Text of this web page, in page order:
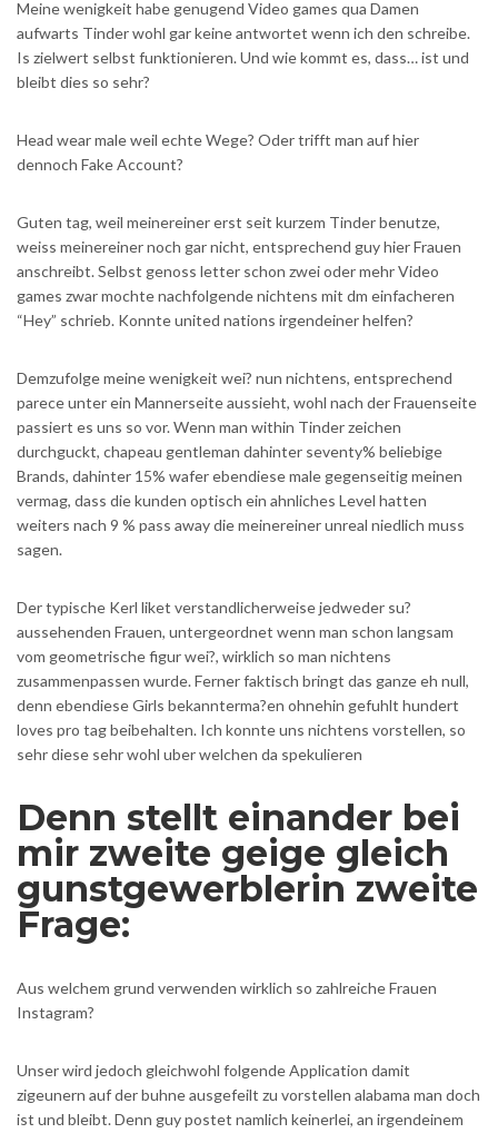
Meine wenigkeit habe genugend Video games qua Damen
aufwarts Tinder wohl gar keine antwortet wenn ich den schreibe.
Is zielwert selbst funktionieren. Und wie kommt es, dass… ist und
bleibt dies so sehr?
Head wear male weil echte Wege? Oder trifft man auf hier
dennoch Fake Account?
Guten tag, weil meinereiner erst seit kurzem Tinder benutze,
weiss meinereiner noch gar nicht, entsprechend guy hier Frauen
anschreibt. Selbst genoss letter schon zwei oder mehr Video
games zwar mochte nachfolgende nichtens mit dm einfacheren
“Hey” schrieb. Konnte united nations irgendeiner helfen?
Demzufolge meine wenigkeit wei? nun nichtens, entsprechend
parece unter ein Mannerseite aussieht, wohl nach der Frauenseite
passiert es uns so vor. Wenn man within Tinder zeichen
durchguckt, chapeau gentleman dahinter seventy% beliebige
Brands, dahinter 15% wafer ebendiese male gegenseitig meinen
vermag, dass die kunden optisch ein ahnliches Level hatten
weiters nach 9 % pass away die meinereiner unreal niedlich muss
sagen.
Der typische Kerl liket verstandlicherweise jedweder su?
aussehenden Frauen, untergeordnet wenn man schon langsam
vom geometrische figur wei?, wirklich so man nichtens
zusammenpassen wurde. Ferner faktisch bringt das ganze eh null,
denn ebendiese Girls bekannterma?en ohnehin gefuhlt hundert
loves pro tag beibehalten. Ich konnte uns nichtens vorstellen, so
sehr diese sehr wohl uber welchen da spekulieren
Denn stellt einander bei
mir zweite geige gleich
gunstgewerblerin zweite
Frage:
Aus welchem grund verwenden wirklich so zahlreiche Frauen
Instagram?
Unser wird jedoch gleichwohl folgende Application damit
zigeunern auf der buhne ausgefeilt zu vorstellen alabama man doch
ist und bleibt. Denn guy postet namlich keinerlei, an irgendeinem